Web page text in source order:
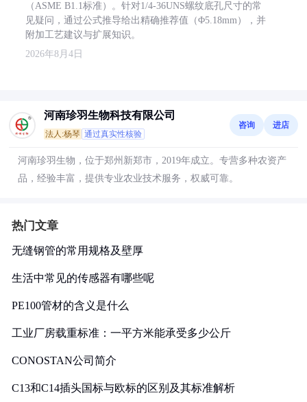
（ASME B1.1标准）。针对1/4-36UNS螺纹底孔尺寸的常
见疑问，通过公式推导给出精确推荐值（Φ5.18mm），并
附加工艺建议与扩展知识。
2026年8月4日
河南珍羽生物科技有限公司
法人:杨琴 通过真实性核验
咨询 进店
河南珍羽生物，位于郑州新郑市，2019年成立。专营多种农资产
品，经验丰富，提供专业农业技术服务，权威可靠。
热门文章
无缝钢管的常用规格及壁厚
生活中常见的传感器有哪些呢
PE100管材的含义是什么
工业厂房载重标准：一平方米能承受多少公斤
CONOSTAN公司简介
C13和C14插头国标与欧标的区别及其标准解析